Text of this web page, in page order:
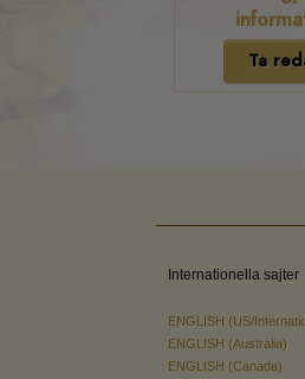
Ta
Internationella sajter
ENGLISH (US/
ENGLISH (Australia)
ENGLISH (Canada)